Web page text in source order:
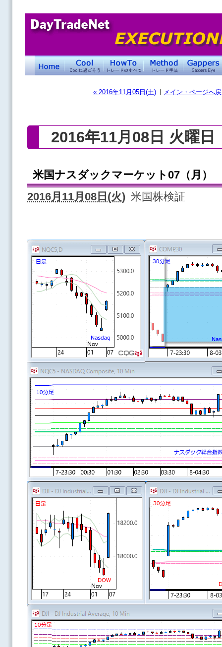
« 2016年11月05日(土) メイン・ページへ
2016年11月08日 火曜日
米国ナスダックマーケット07（月）
2016月11月08日(火) 米国株検証